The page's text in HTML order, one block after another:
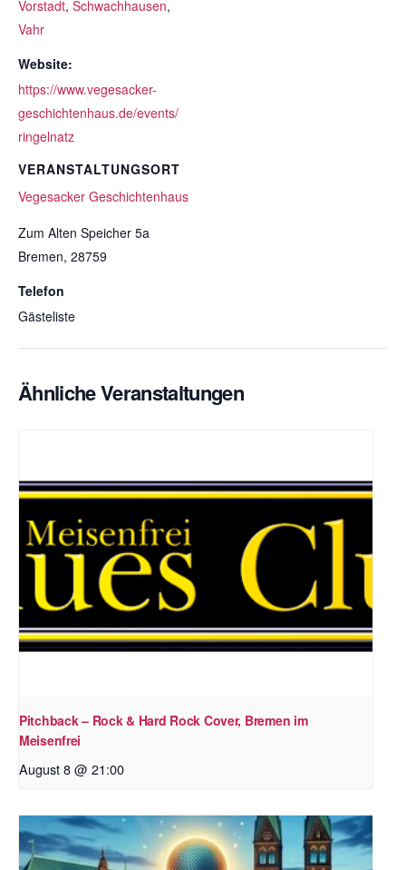
Vorstadt, Schwachhausen,
Vahr
Website:
https://www.vegesacker-
geschichtenhaus.de/events/
ringelnatz
VERANSTALTUNGSORT
Vegesacker Geschichtenhaus
Zum Alten Speicher 5a
Bremen, 28759
Telefon
Gästeliste
Ähnliche Veranstaltungen
Pitchback – Rock & Hard Rock Cover, Bremen im
Meisenfrei
August 8 @ 21:00